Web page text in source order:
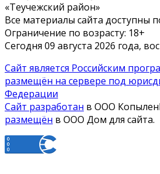
«Теучежский район»
Все материалы сайта доступны
Ограничение по возрасту: 18+
Сегодня 09 августа 2026 года,
Сайт является Российским
размещён на сервере под
Федерации
Сайт разработан в ООО
размещён в ООО Дом для сайта.